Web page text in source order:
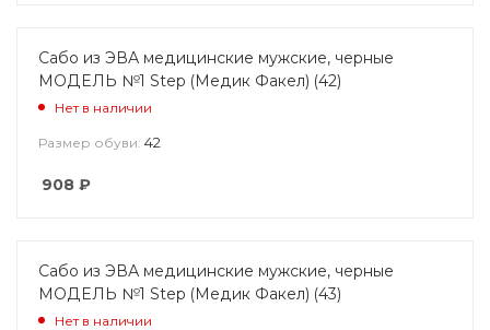
Сабо из ЭВА медицинские мужские, черные
МОДЕЛЬ №1 Step (Медик Факел) (42)
Нет в наличии
Размер обуви: 42
908 ₽
Сабо из ЭВА медицинские мужские, черные
МОДЕЛЬ №1 Step (Медик Факел) (43)
Нет в наличии